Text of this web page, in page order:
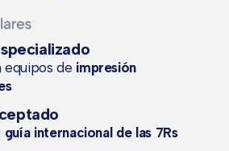
equipos de impresión
guía internacional de las 7Rs